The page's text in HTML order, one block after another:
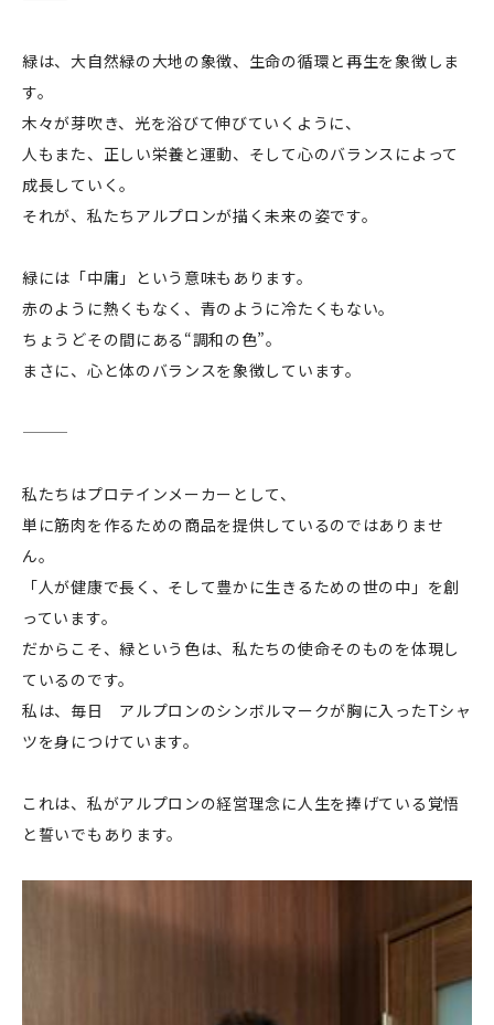
緑は、大自然緑の大地の象徴、生命の循環と再生を象徴しま
す。
木々が芽吹き、光を浴びて伸びていくように、
人もまた、正しい栄養と運動、そして心のバランスによって
成長していく。
それが、私たちアルプロンが描く未来の姿です。
緑には「中庸」という意味もあります。
赤のように熱くもなく、青のように冷たくもない。
ちょうどその間にある“調和の色”。
まさに、心と体のバランスを象徴しています。
私たちはプロテインメーカーとして、
単に筋肉を作るための商品を提供しているのではありませ
ん。
「人が健康で長く、そして豊かに生きるための世の中」を創
っています。
だからこそ、緑という色は、私たちの使命そのものを体現し
ているのです。
私は、毎日 アルプロンのシンボルマークが胸に入ったTシャ
ツを身につけています。
これは、私がアルプロンの経営理念に人生を捧げている覚悟
と誓いでもあります。